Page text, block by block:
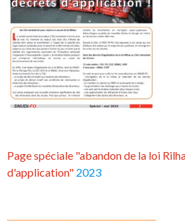
Page spéciale "abandon de la loi
d'application" 2023